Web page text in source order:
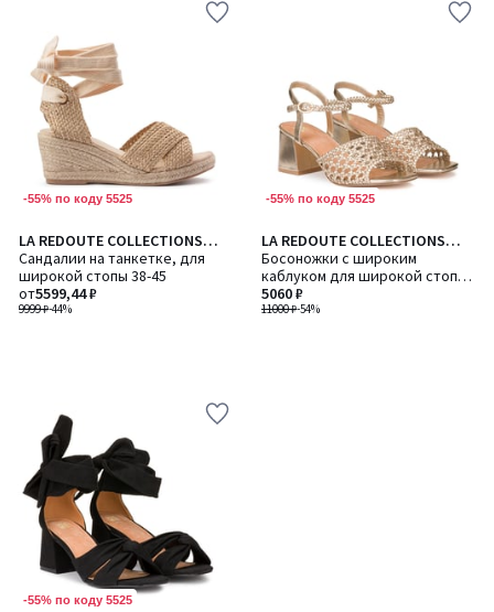
-55% по коду 5525
LA REDOUTE COLLECTIONS
PLUS
Сандалии на танкетке, для
широкой стопы 38-45
9999 ₽-44%
от5599,44 ₽
-55% по коду 5525
LA REDOUTE COLLECTIONS
PLUS
Босоножки с широким
каблуком для широкой стопы,
размеры 38-45
11000 ₽-54%
5060 ₽
-55% по коду 5525